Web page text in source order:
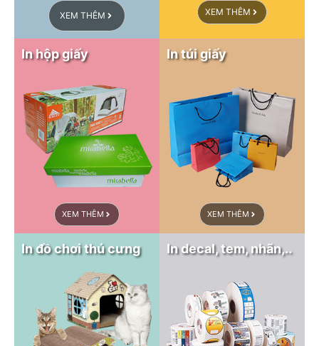
XEM THÊM XEM THÊM
In hộp giấy
XEM THÊM
In túi giấy
XEM THÊM
In đồ chơi thú cưng In decal, tem, nhãn,..